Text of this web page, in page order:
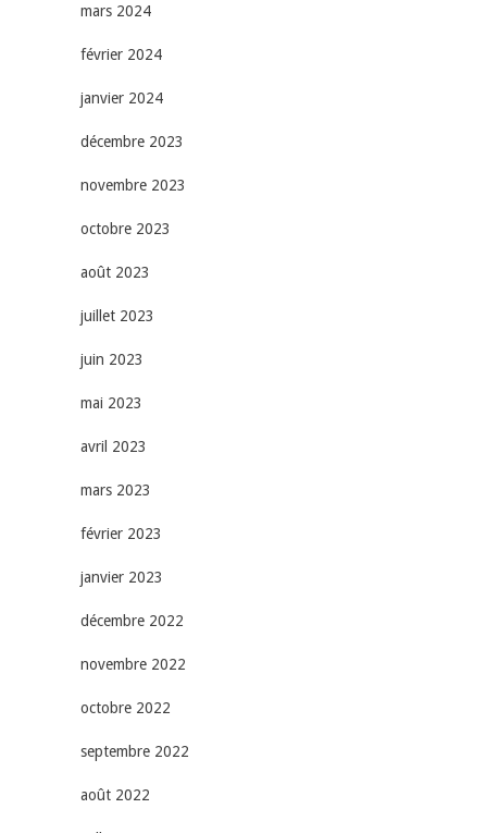
mars 2024
février 2024
janvier 2024
décembre 2023
novembre 2023
octobre 2023
août 2023
juillet 2023
juin 2023
mai 2023
avril 2023
mars 2023
février 2023
janvier 2023
décembre 2022
novembre 2022
octobre 2022
septembre 2022
août 2022